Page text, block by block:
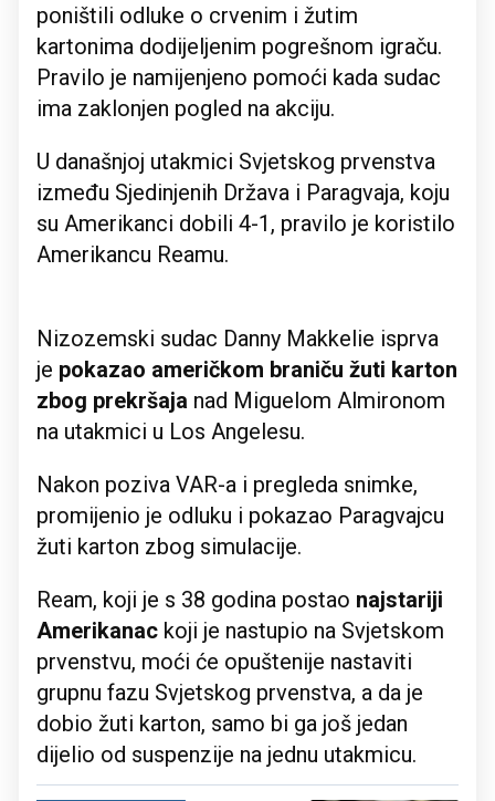
poništili odluke o crvenim i žutim
kartonima dodijeljenim pogrešnom igraču.
Pravilo je namijenjeno pomoći kada sudac
ima zaklonjen pogled na akciju.
U današnjoj utakmici Svjetskog prvenstva
između Sjedinjenih Država i Paragvaja, koju
su Amerikanci dobili 4-1, pravilo je koristilo
Amerikancu Reamu.
Nizozemski sudac Danny Makkelie isprva
je pokazao američkom braniču žuti karton
zbog prekršaja nad Miguelom Almironom
na utakmici u Los Angelesu.
Nakon poziva VAR-a i pregleda snimke,
promijenio je odluku i pokazao Paragvajcu
žuti karton zbog simulacije.
Ream, koji je s 38 godina postao najstariji
Amerikanac koji je nastupio na Svjetskom
prvenstvu, moći će opuštenije nastaviti
grupnu fazu Svjetskog prvenstva, a da je
dobio žuti karton, samo bi ga još jedan
dijelio od suspenzije na jednu utakmicu.